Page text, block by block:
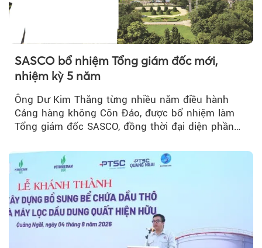
SASCO bổ nhiệm Tổng giám đốc mới,
nhiệm kỳ 5 năm
Ông Dư Kim Thăng từng nhiều năm điều hành
Cảng hàng không Côn Đảo, được bổ nhiệm làm
Tổng giám đốc SASCO, đồng thời đại diện phần